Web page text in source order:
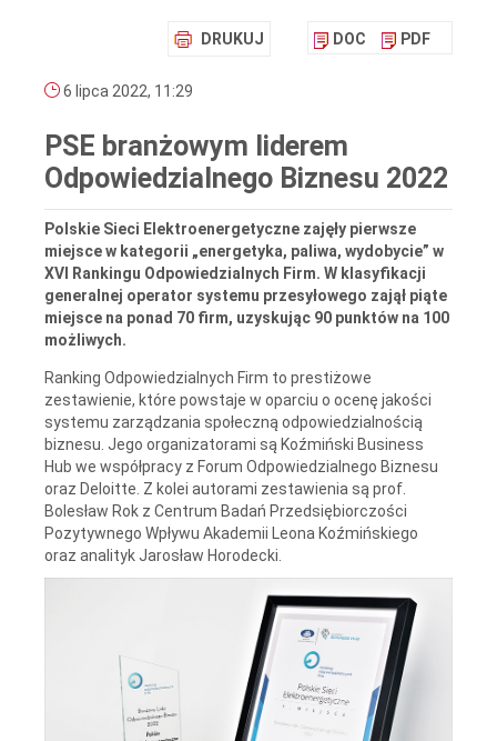
DRUKUJ DOC PDF
6 lipca 2022, 11:29
PSE branżowym liderem
Odpowiedzialnego Biznesu 2022
Polskie Sieci Elektroenergetyczne zajęły pierwsze
miejsce w kategorii „energetyka, paliwa, wydobycie” w
XVI Rankingu Odpowiedzialnych Firm. W klasyfikacji
generalnej operator systemu przesyłowego zajął piąte
miejsce na ponad 70 firm, uzyskując 90 punktów na 100
możliwych.
Ranking Odpowiedzialnych Firm to prestiżowe
zestawienie, które powstaje w oparciu o ocenę jakości
systemu zarządzania społeczną odpowiedzialnością
biznesu. Jego organizatorami są Koźmiński Business
Hub we współpracy z Forum Odpowiedzialnego Biznesu
oraz Deloitte. Z kolei autorami zestawienia są prof.
Bolesław Rok z Centrum Badań Przedsiębiorczości
Pozytywnego Wpływu Akademii Leona Koźmińskiego
oraz analityk Jarosław Horodecki.